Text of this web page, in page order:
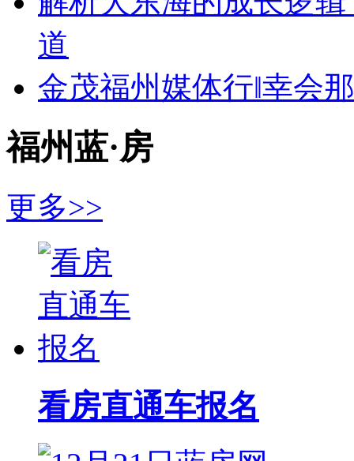
道
金茂福州媒体行‖幸会
福州蓝·房
更多>>
看房直通车报名